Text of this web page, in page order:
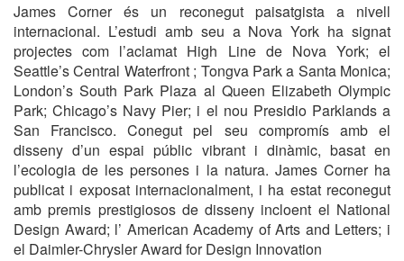
James Corner és un reconegut paisatgista a nivell
internacional. L’estudi amb seu a Nova York ha signat
projectes com l’aclamat High Line de Nova York; el
Seattle’s Central Waterfront ; Tongva Park a Santa Monica;
London’s South Park Plaza al Queen Elizabeth Olympic
Park; Chicago’s Navy Pier; i el nou Presidio Parklands a
San Francisco. Conegut pel seu compromís amb el
disseny d’un espai públic vibrant i dinàmic, basat en
l’ecologia de les persones i la natura. James Corner ha
publicat i exposat internacionalment, i ha estat reconegut
amb premis prestigiosos de disseny incloent el National
Design Award; l’ American Academy of Arts and Letters; i
el Daimler-Chrysler Award for Design Innovation